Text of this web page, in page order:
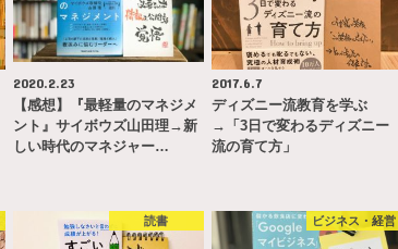
2020.2.23
【感想】『最軽量のマネジメ
ント』サイボウズ山田理→新
しい時代のマネジャー…
2017.6.7
ディズニー流教育を学ぶ
→「3日で変わるディズニー
流の育て方」
読書 ビジネス・経営